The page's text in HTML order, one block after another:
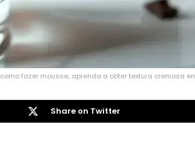
como fazer mousse; aprenda a obter textura cremosa
Share on Twitter